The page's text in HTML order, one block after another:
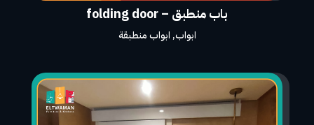
باب منطبق – folding door
ابواب,ابواب منطبقة